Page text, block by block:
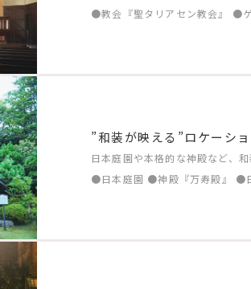
●教会『聖タリアセン教会』 ●
”和装が映える”ロケーシ
日本庭園や本格的な神殿など、
●日本庭園 ●神殿『万寿殿』 ●